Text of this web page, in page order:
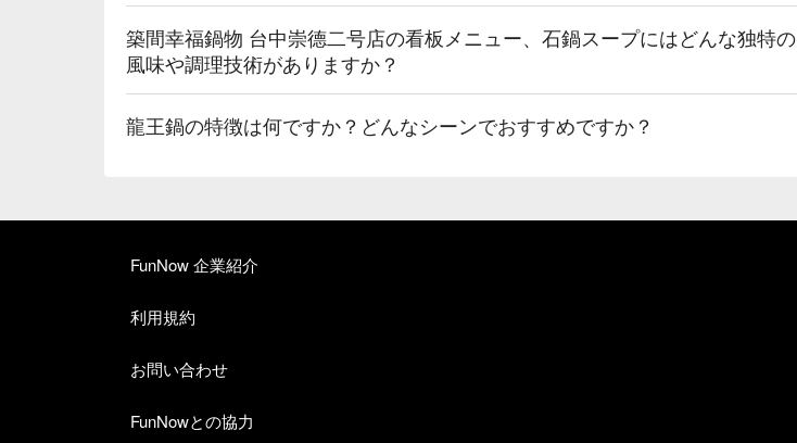
築間幸福鍋物 台中崇德二号店の看板メニュー、石鍋スープにはどんな独特の
風味や調理技術がありますか？
龍王鍋の特徴は何ですか？どんなシーンでおすすめですか？
FunNow 企業紹介
利用規約
お問い合わせ
FunNowとの協力